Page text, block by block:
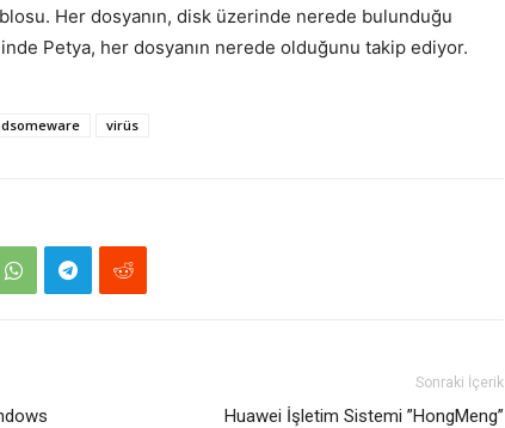
Her dosyanın, disk üzerinde nerede bulunduğu
Petya, her dosyanın nerede olduğunu takip ediyor.
virüs
Sonraki İçerik
Huawei İşletim Sistemi ”HongMeng”